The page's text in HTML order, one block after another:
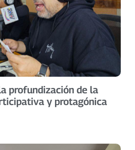
profundización de la
y protagónica